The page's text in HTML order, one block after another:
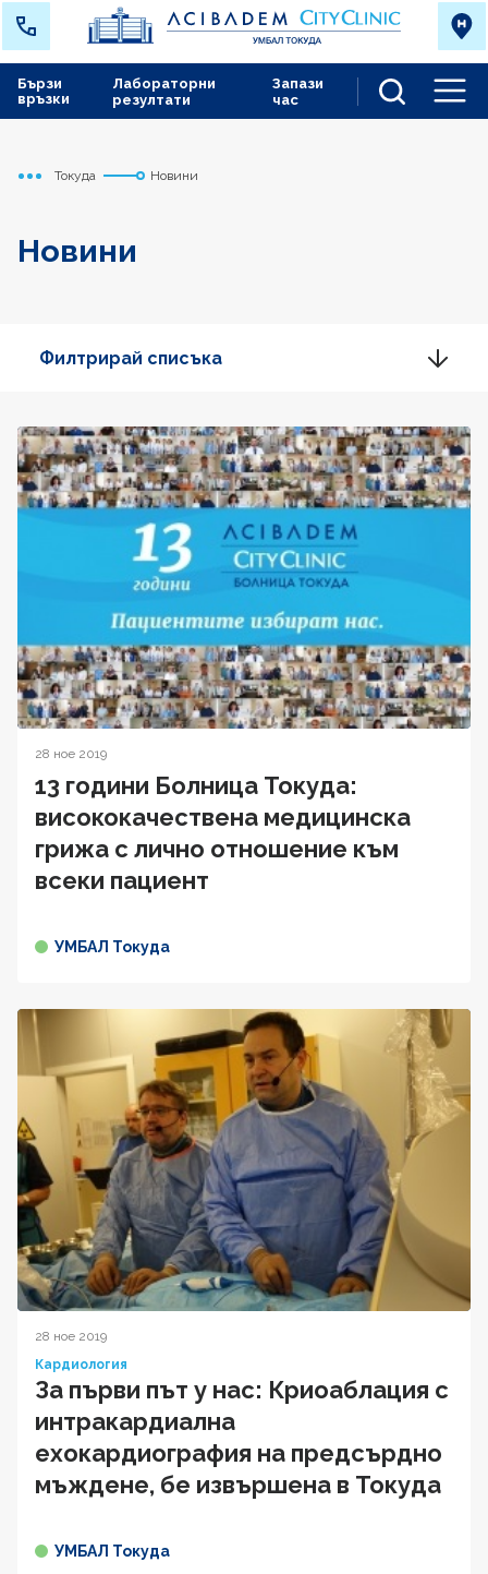
Лабораторни
резултати
Запази
час
Бързи
връзки
Начало
Токуда Новини
Новини
Филтрирай списъка
28 ное 2019
13 години Болница Токуда:
висококачествена медицинска
грижа с лично отношение към
всеки пациент
УМБАЛ Токуда
28 ное 2019
Кардиология
За първи път у нас: Криоаблация с
интракардиална
ехокардиография на предсърдно
мъждене, бе извършена в Токуда
УМБАЛ Токуда